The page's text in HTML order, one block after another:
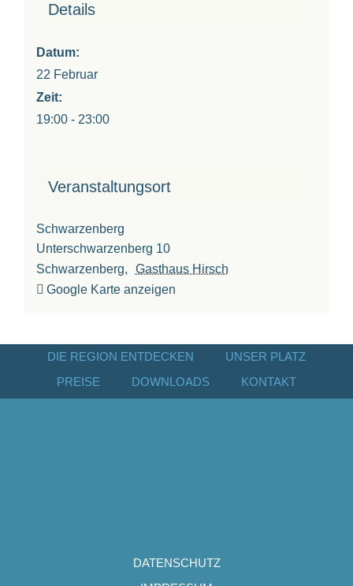
Details
Datum:
22 Februar
Zeit:
19:00 - 23:00
Veranstaltungsort
Schwarzenberg
Unterschwarzenberg 10
Schwarzenberg,
Gasthaus Hirsch
Google Karte anzeigen
DIE REGION ENTDECKEN
UNSER PLATZ
PREISE
DOWNLOADS KONTAKT
DATENSCHUTZ